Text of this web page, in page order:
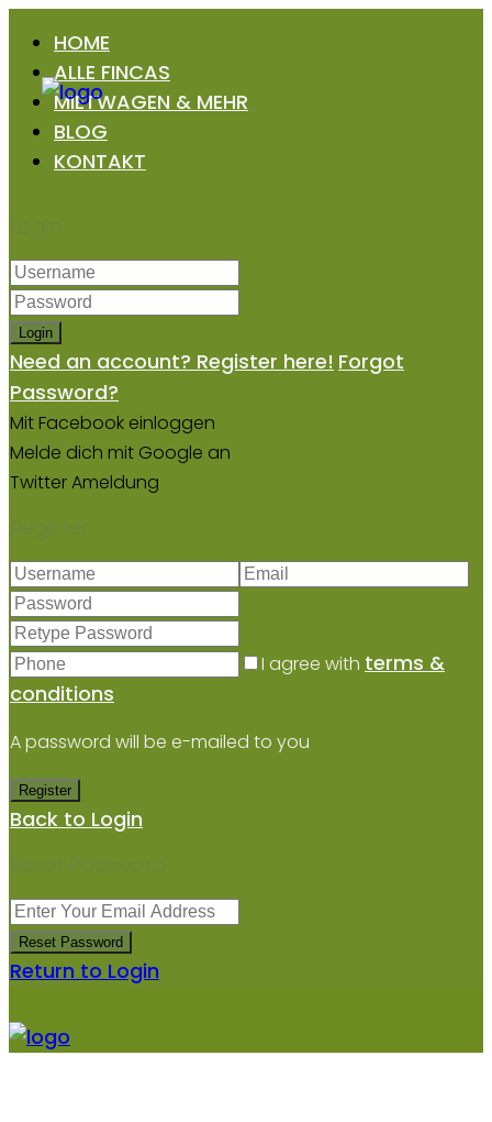
HOME
ALLE FINCAS
MIETWAGEN & MEHR
BLOG
KONTAKT
Login
Login
Need an account? Register here! Forgot
Password?
Mit Facebook einloggen
Melde dich mit Google an
Twitter Ameldung
Register
I agree with terms &
conditions
A password will be e-mailed to you
Register
Back to Login
Reset Password
Reset Password
Return to Login